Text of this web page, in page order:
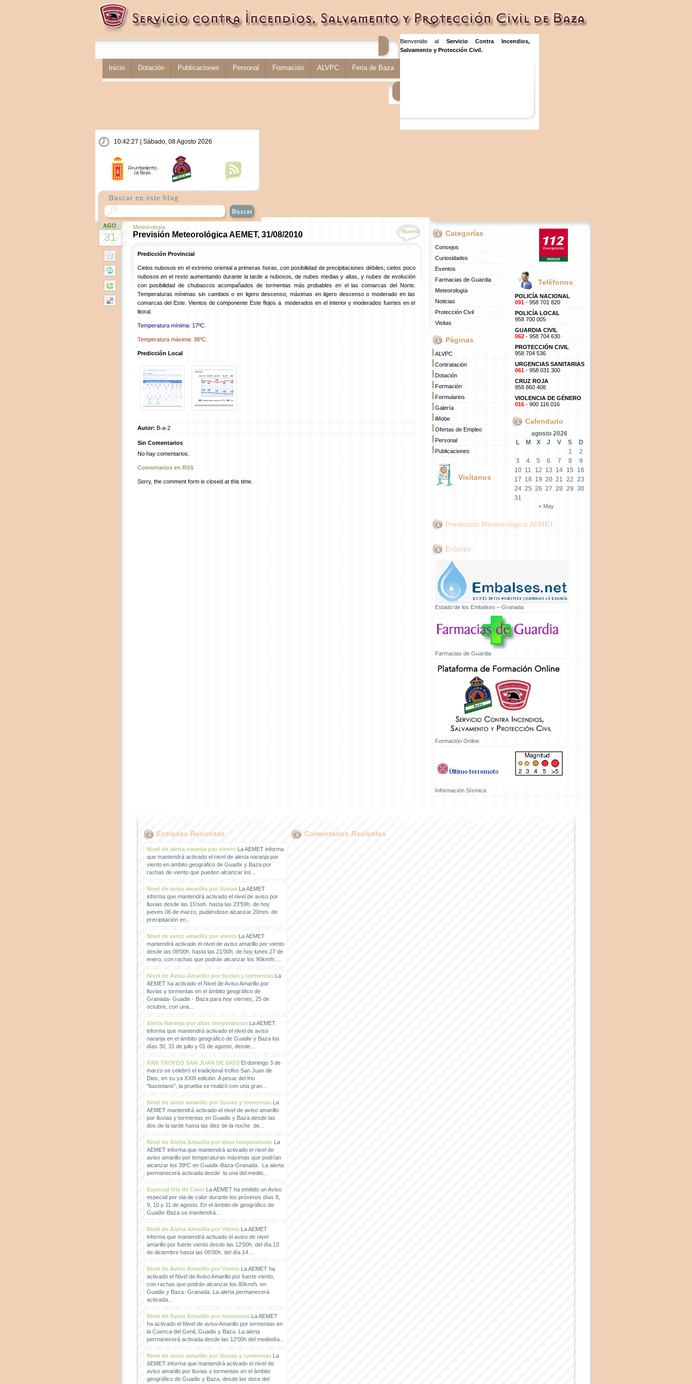
Inicio Dotación Publicaciones Personal Formación ALVPC Feria de Baza
Bienvenido al Servicio Contra Incendios,
Salvamento y Protección Civil.
10:42:28 | Sábado, 08 Agosto 2026
AGO
31
Meteorología
Previsión Meteorológica AEMET, 31/08/2010 Nuevo
Predicción Provincial
Cielos nubosos en el extremo oriental a primeras horas, con posibilidad de precipitaciones débiles; cielos poco
nubosos en el resto aumentando durante la tarde a nubosos, de nubes medias y altas, y nubes de evolución
con posibilidad de chubascos acompañados de tormentas más probables en el las comarcas del Norte.
Temperaturas mínimas sin cambios o en ligero descenso; máximas en ligero descenso o moderado en las
comarcas del Este. Vientos de componente Este flojos a moderados en el interior y moderados fuertes en el
litoral.
Temperatura mínima: 17ºC.
Temperatura máxima: 36ºC.
Predicción Local
Autor: B-a-2
Sin Comentarios
No hay comentarios.
Comentarios en RSS
Sorry, the comment form is closed at this time.
Categorías
Consejos
Curiosidades
Eventos
Farmacias de Guardia
Meteorología
Noticias
Protección Civil
Visitas
Páginas
ALVPC
Contratación
Dotación
Formación
Formularios
Galería
iMobe
Ofertas de Empleo
Personal
Publicaciones
Visítanos
Teléfonos
POLICÍA NACIONAL
091- 958 701 820
POLICÍA LOCAL
958 700 005
GUARDIA CIVIL
062- 958 704 630
PROTECCIÓN CIVIL
958 704 536
URGENCIAS SANITARIAS
061- 958 031 300
CRUZ ROJA
958 860 408
VIOLENCIA DE GÉNERO
016- 900 116 016
Calendario
agosto 2026
L
M X J V S
D
1
2
3
4 5 6 7 8
9
10 11 12 13 14 15
16
17 18 19 20 21 22 23
24 25 26 27 28 29 30
31
« May
Predicción Meteorológica AEMET
Enlaces
Estado de los Embalses – Granada
Farmacias de Guardia
Formación Online
Información Sísmica
Entradas Recientes
Nivel de alerta naranja por vientoLa AEMET informa
que mantendrá activado el nivel de alerta naranja por
viento en ámbito geográfico de Guadix y Baza por
rachas de viento que pueden alcanzar los...
Nivel de aviso amarillo por lluviasLa AEMET
informa que mantendrá activado el nivel de aviso por
lluvias desde las 15'ooh. hasta las 23'59h. de hoy
jueves 06 de marzo, pudiéndose alcanzar 20mm. de
precipitación en...
Nivel de aviso amarillo por vientoLa AEMET
mantendrá activado el nivel de aviso amarillo por viento
desde las 09'00h. hasta las 21'00h. de hoy lunes 27 de
enero, con rachas que podrán alcanzar los 90km/h....
Nivel de Aviso Amarillo por lluvias y tormentasLa
AEMET ha activado el Nivel de Aviso Amarillo por
lluvias y tormentas en el ámbito geográfico de
Granada- Guadix - Baza para hoy viernes, 25 de
octubre, con una...
Alerta Naranja por altas temperaturasLa AEMET
informa que mantendrá activado el nivel de aviso
naranja en el ámbito geográfico de Guadix y Baza los
días 30, 31 de julio y 01 de agosto, desde...
XXIII TROFEO SAN JUAN DE DIOSEl domingo 3 de
marzo se celebró el tradicional trofeo San Juan de
Dios, en su ya XXIII edición. A pesar del frio
"bastetano", la prueba se realizó con una gran...
Nivel de aviso amarillo por lluvias y tormentasLa
AEMET mantendrá activado el nivel de aviso amarillo
por lluvias y tormentas en Guadix y Baza desde las
dos de la tarde hasta las diez de la noche de...
Nivel de Alerta Amarilla por altas temperaturasLa
AEMET informa que mantendrá activado el nivel de
aviso amarillo por temperaturas máximas que podrían
alcanzar los 39ºC en Guadix-Baza-Granada. La alerta
permanecerá activada desde la una del medio...
Especial Ola de CalorLa AEMET ha emitido un Aviso
especial por ola de calor durante los próximos días 8,
9, 10 y 11 de agosto. En el ámbito de geográfico de
Guadix-Baza se mantendrá...
Nivel de Alerta Amarilla por VientoLa AEMET
informa que mantendrá activado el aviso de nivel
amarillo por fuerte viento desde las 12'00h. del día 13
de diciembre hasta las 06'00h. del día 14....
Nivel de Aviso Amarillo por VientoLa AEMET ha
activado el Nivel de Aviso Amarillo por fuerte viento,
con rachas que podrán alcanzar los 80km/h. en
Guadix y Baza- Granada. La alerta permanecerá
activada...
Nivel de Aviso Amarillo por tormentasLa AEMET
ha activado el Nivel de aviso Amarillo por tormentas en
la Cuenca del Genil, Guadix y Baza. La alerta
permanecerá activada desde las 12'00h del mediodía...
Nivel de aviso amarillo por lluvias y tormentasLa
AEMET informa que mantendrá activado el nivel de
aviso amarillo por lluvias y tormentas en el ámbito
geográfico de Guadix y Baza, desde las doce del
Comentarios Recientes